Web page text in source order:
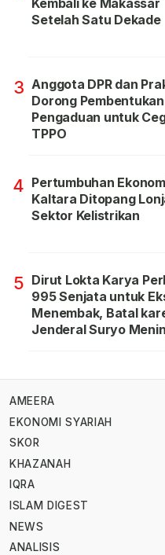
Kembali ke Makassar
Setelah Satu Dekade
3 Anggota DPR dan
Dorong
Pengaduan untuk
TPPO
4 Pertumbuhan
Kaltara Ditopang
Sektor Kelistrikan
5 Dirut Lokta Karya
995 Senjata untuk
Menembak, Batal
Jenderal Suryo
AMEERA
EKONOMI SYARIAH
SKOR
KHAZANAH
IQRA
ISLAM DIGEST
NEWS
ANALISIS